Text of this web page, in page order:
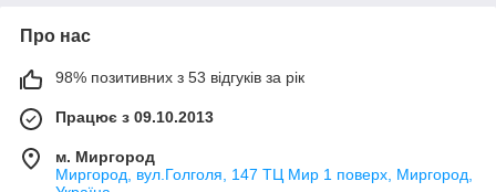
Про нас
98% позитивних з 53 відгуків за рік
Працює з 09.10.2013
м. Миргород
Миргород, вул.Голголя, 147 ТЦ Мир 1 поверх, Миргород,